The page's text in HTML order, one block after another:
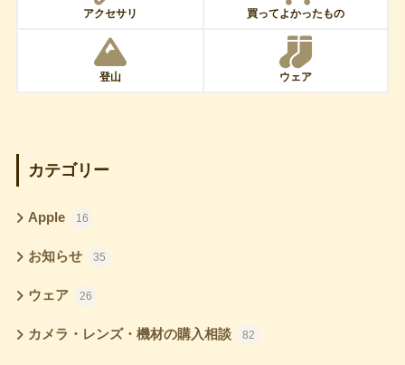
アクセサリ 買ってよかったもの
登山 ウェア
カテゴリー
Apple 16
お知らせ 35
ウェア 26
カメラ・レンズ・機材の購入相談 82